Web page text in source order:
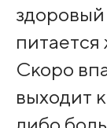
здоровый
Скоро
выходит